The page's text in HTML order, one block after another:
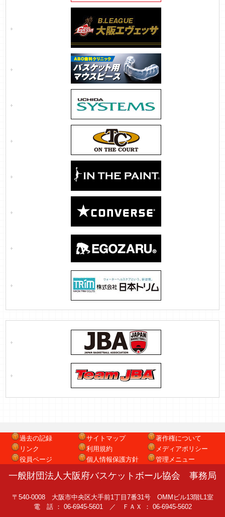
過去の記録
リンク
役員ページ
サイトマップ
利用規約
個人情報保護方針
著作権について
メディアポリシー
管理メニュー
一般財団法人大阪府バスケットボール協会 事務局
〒540-0008 大阪市中央区大手前1丁目7番31号 OMMビル13階L1室
電 話 ： 06-6945-5601 ／ ＦＡＸ ： 06-6945-5602